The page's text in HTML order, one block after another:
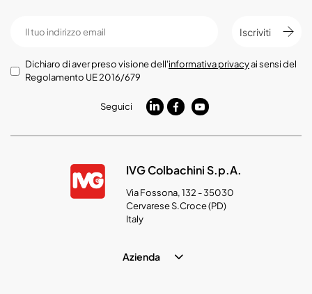
Iscriviti
Dichiaro di aver preso visione dell'informativa privacyai sensi del
Regolamento UE 2016/679
Seguici
IVG Colbachini S.p.A.
Via Fossona, 132 - 35030
Cervarese S.Croce (PD)
Italy
Azienda